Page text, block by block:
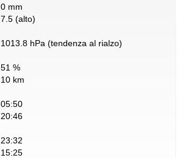
0 mm
7.5 (alto)
1013.8 hPa (tendenza al rialzo)
51 %
10 km
05:50
20:46
23:32
15:25